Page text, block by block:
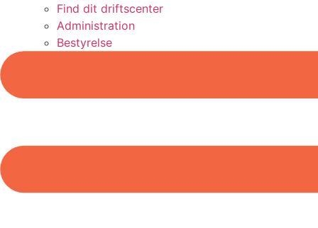
Find dit driftscenter
Administration
Bestyrelse